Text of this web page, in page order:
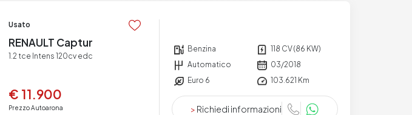
Usato
RENAULT Captur
1.2 tce Intens 120cv edc
€ 11.900
Prezzo Autoarona
Benzina
118 CV (86 KW)
Automatico
03/2018
Euro 6
103.621 Km
> Richiedi informazioni